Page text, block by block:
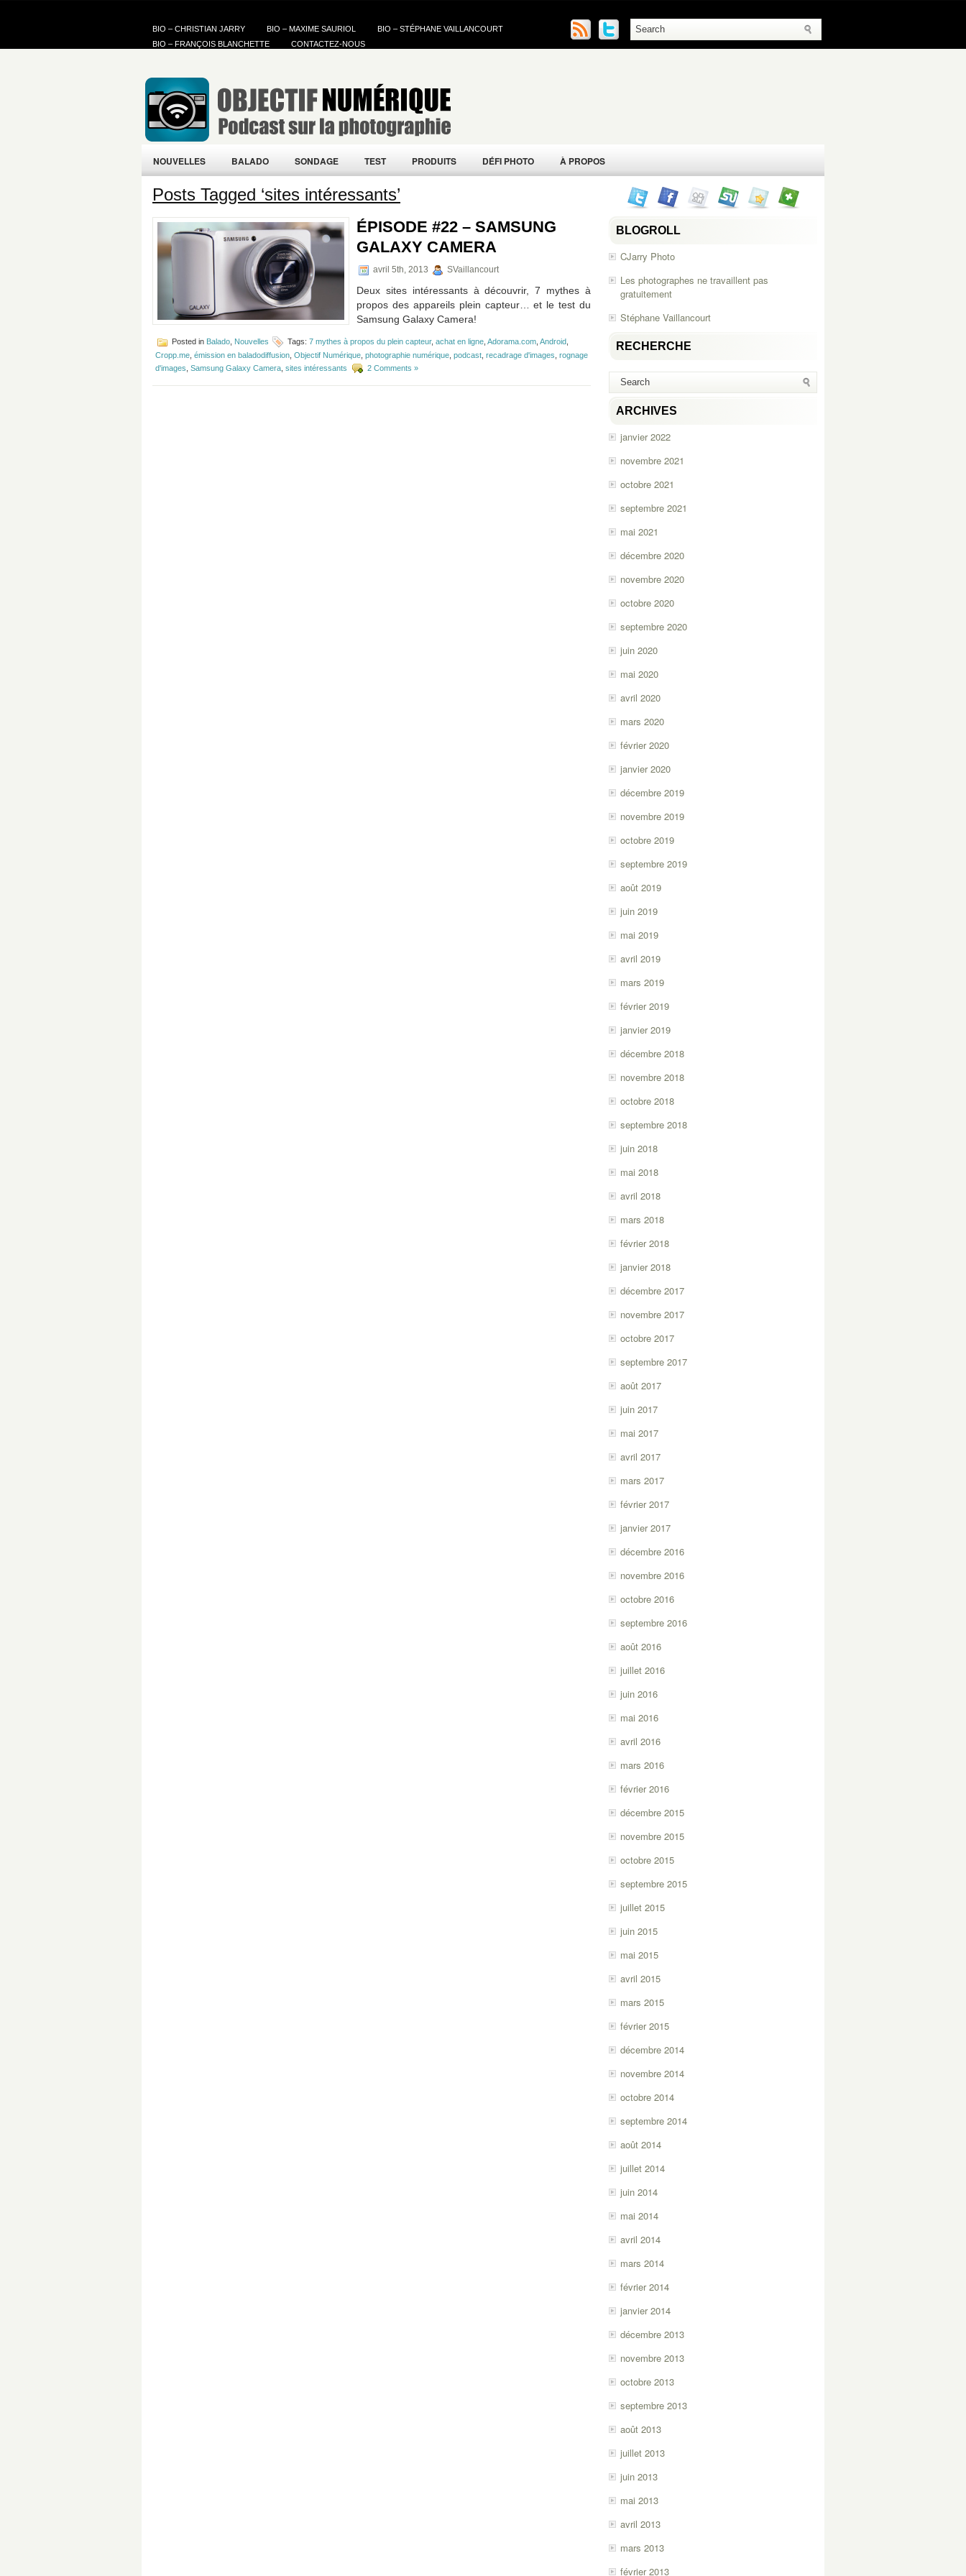
BIO – CHRISTIAN JARRY BIO – MAXIME SAURIOL
BIO – STÉPHANE VAILLANCOURT
BIO – FRANÇOIS BLANCHETTE
CONTACTEZ-NOUS
NOUVELLES BALADO SONDAGE TEST PRODUITS DÉFI PHOTO À PROPOS
Posts Tagged ‘sites intéressants’
ÉPISODE #22 – SAMSUNG
GALAXY CAMERA
avril 5th, 2013 SVaillancourt
Deux sites intéressants à découvrir, 7 mythes à
propos des appareils plein capteur… et le test du
Samsung Galaxy Camera!
Posted in Balado Nouvelles Tags: 7 mythes à propos du plein capteur, achat en ligne Adorama.com Android
Cropp.me émission en baladodiffusion Objectif Numérique photographie numérique podcast recadrage d'images rognage
d'images Samsung Galaxy Camera sites intéressants 2 Comments »
BLOGROLL
CJarry Photo
Les photographes ne travaillent pas
gratuitement
Stéphane Vaillancourt
RECHERCHE
ARCHIVES
janvier 2022
novembre 2021
octobre 2021
septembre 2021
mai 2021
décembre 2020
novembre 2020
octobre 2020
septembre 2020
juin 2020
mai 2020
avril 2020
mars 2020
février 2020
janvier 2020
décembre 2019
novembre 2019
octobre 2019
septembre 2019
août 2019
juin 2019
mai 2019
avril 2019
mars 2019
février 2019
janvier 2019
décembre 2018
novembre 2018
octobre 2018
septembre 2018
juin 2018
mai 2018
avril 2018
mars 2018
février 2018
janvier 2018
décembre 2017
novembre 2017
octobre 2017
septembre 2017
août 2017
juin 2017
mai 2017
avril 2017
mars 2017
février 2017
janvier 2017
décembre 2016
novembre 2016
octobre 2016
septembre 2016
août 2016
juillet 2016
juin 2016
mai 2016
avril 2016
mars 2016
février 2016
décembre 2015
novembre 2015
octobre 2015
septembre 2015
juillet 2015
juin 2015
mai 2015
avril 2015
mars 2015
février 2015
décembre 2014
novembre 2014
octobre 2014
septembre 2014
août 2014
juillet 2014
juin 2014
mai 2014
avril 2014
mars 2014
février 2014
janvier 2014
décembre 2013
novembre 2013
octobre 2013
septembre 2013
août 2013
juillet 2013
juin 2013
mai 2013
avril 2013
mars 2013
février 2013